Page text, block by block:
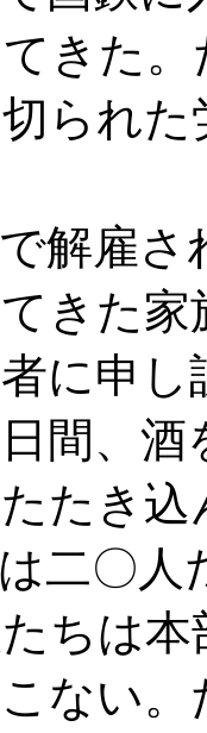
きた
られ
解雇さ
きた
に申
間、
たき込
二〇人
ちは
ない